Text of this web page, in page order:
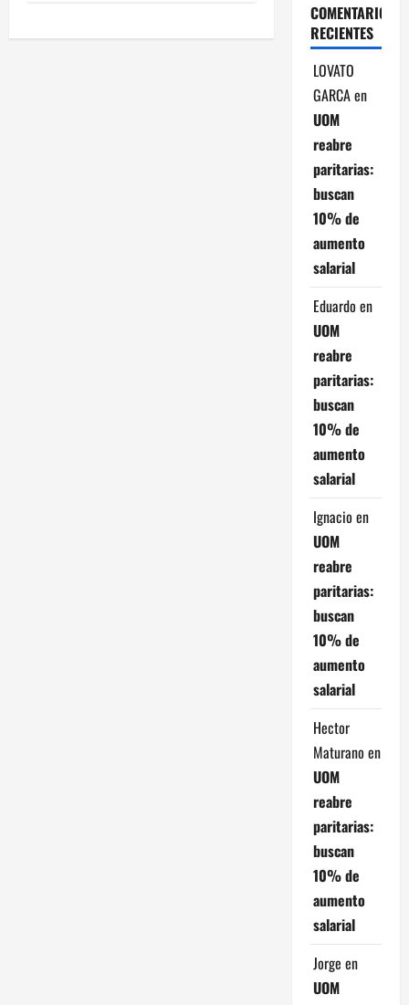
g
COMENTARIOS
RECIENTES
LOVATO
GARCAen
UOM
reabre
paritarias:
buscan
10% de
aumento
salarial
Eduardo en
UOM
reabre
paritarias:
buscan
10% de
aumento
salarial
Ignacio en
UOM
reabre
paritarias:
buscan
10% de
aumento
salarial
Hector
Maturano en
UOM
reabre
paritarias:
buscan
10% de
aumento
salarial
Jorge en
UOM